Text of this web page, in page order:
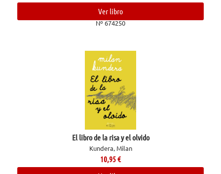
Ver libro
Nº 674250
El libro de la risa y el olvido
Kundera, Milan
10,95€